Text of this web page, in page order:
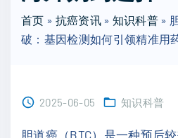
r
:
首页 » 抗癌资讯» 知识科普 »
破：基因检测如何引领精准用
2025-06-05 知识科普
胆道癌（BTC）是一种预后